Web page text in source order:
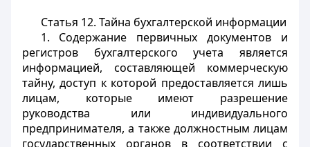
Статья 12. Тайна бухгалтерской информации
1. Содержание первичных документов и
регистров бухгалтерского учета является
информацией, составляющей коммерческую
тайну, доступ к которой предоставляется лишь
лицам, которые имеют разрешение
руководства или индивидуального
предпринимателя, а также должностным лицам
государственных органов в соответствии с